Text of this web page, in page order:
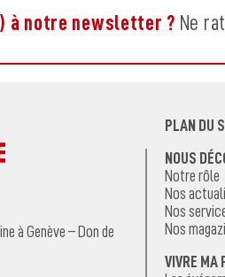
à notre newsletter ? Ne
à Genève – Don de
PLAN DU
NOUS
Notre rôle
Nos
Nos
Nos
VIVRE MA